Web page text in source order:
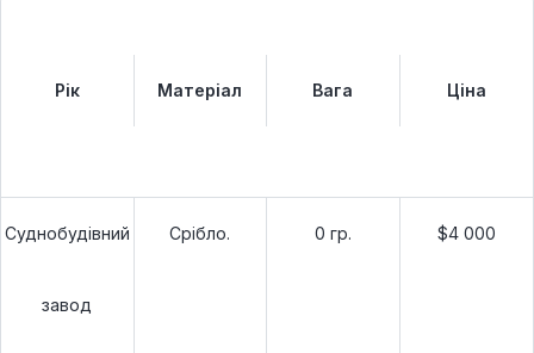
Рік Матеріал Вага Ціна
Суднобудівний
завод
Срібло. 0 гр. $4 000